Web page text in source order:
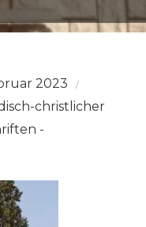
2023
christlicher
-